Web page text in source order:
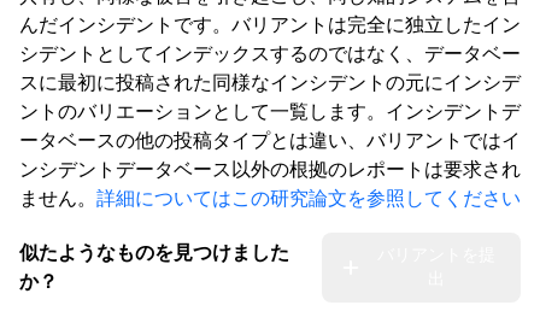
んだインシデントです。バリアントは完全に独立したイン
シデントとしてインデックスするのではなく、データベー
スに最初に投稿された同様なインシデントの元にインシデ
ントのバリエーションとして一覧します。インシデントデ
ータベースの他の投稿タイプとは違い、バリアントではイ
ンシデントデータベース以外の根拠のレポートは要求され
ません。 詳細についてはこの研究論文を参照してください
似たようなものを見つけました
か？